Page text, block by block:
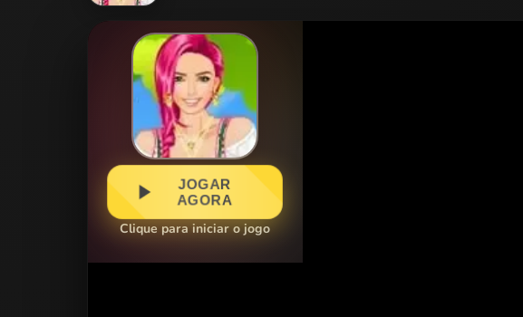
JOGAR
AGORA
Clique para iniciar o jogo